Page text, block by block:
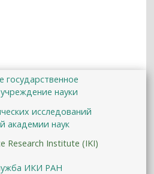
государственное
науки
исследований
академии наук
Research Institute (IKI)
ИКИ РАН